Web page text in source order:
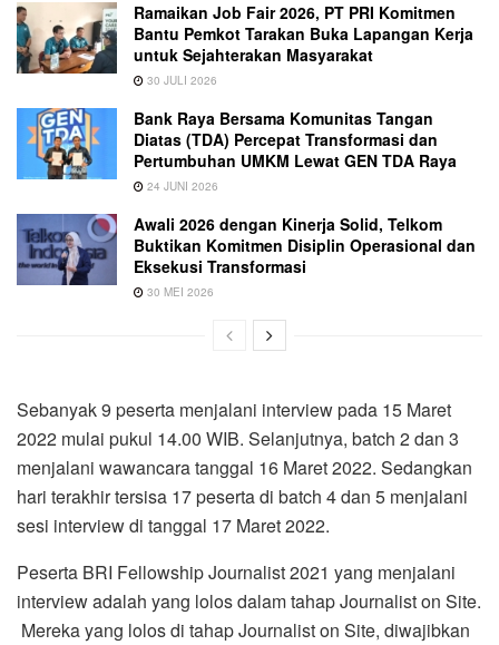
Ramaikan Job Fair 2026, PT PRI Komitmen
Bantu Pemkot Tarakan Buka Lapangan Kerja
untuk Sejahterakan Masyarakat
30 JULI 2026
Bank Raya Bersama Komunitas Tangan
Diatas (TDA) Percepat Transformasi dan
Pertumbuhan UMKM Lewat GEN TDA Raya
24 JUNI 2026
Awali 2026 dengan Kinerja Solid, Telkom
Buktikan Komitmen Disiplin Operasional dan
Eksekusi Transformasi
30 MEI 2026
Sebanyak 9 peserta menjalani interview pada 15 Maret
2022 mulai pukul 14.00 WIB. Selanjutnya, batch 2 dan 3
menjalani wawancara tanggal 16 Maret 2022. Sedangkan
hari terakhir tersisa 17 peserta di batch 4 dan 5 menjalani
sesi interview di tanggal 17 Maret 2022.
Peserta BRI Fellowship Journalist 2021 yang menjalani
interview adalah yang lolos dalam tahap Journalist on Site.
Mereka yang lolos di tahap Journalist on Site, diwajibkan